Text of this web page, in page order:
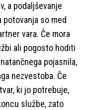
a podaljševanje
so med
vara. Če mora
ali pogosto hoditi
pojasnila,
nezvestoba. Če
ki jo potrebuje,
službe, zato